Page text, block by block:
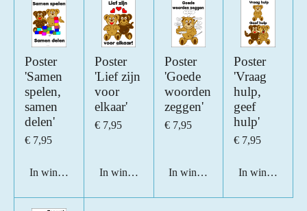
Poster
'Samen
spelen,
samen
delen'
€ 7,95
In winkelwagen
Poster
'Lief zijn
voor
elkaar'
€ 7,95
In winkelwagen
Poster
'Goede
woorden
zeggen'
€ 7,95
In winkelwagen
Poster
'Vraag
hulp,
geef
hulp'
€ 7,95
In